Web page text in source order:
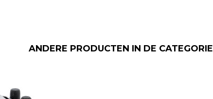
ANDERE PRODUCTEN IN DE CATEGORIE